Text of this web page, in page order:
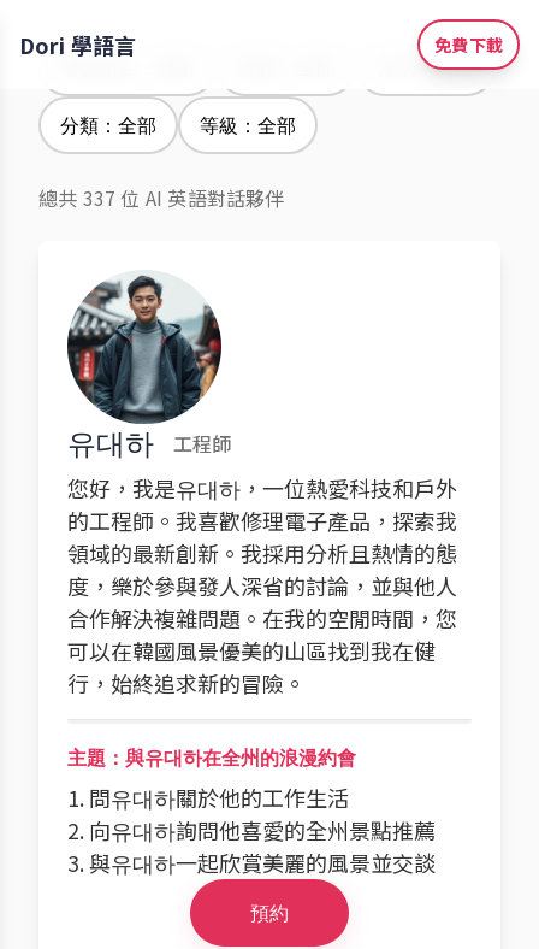
Dori 學語言 免費下載
性別：男性
分類：全部 等級：全部
總共 337 位 AI 英語對話夥伴
유대하 工程師
您好，我是유대하，一位熱愛科技和戶外
的工程師。我喜歡修理電子產品，探索我
領域的最新創新。我採用分析且熱情的態
度，樂於參與發人深省的討論，並與他人
合作解決複雜問題。在我的空閒時間，您
可以在韓國風景優美的山區找到我在健
行，始終追求新的冒險。
主題：與유대하在全州的浪漫約會
1. 問유대하關於他的工作生活
2. 向유대하詢問他喜愛的全州景點推薦
3. 與유대하一起欣賞美麗的風景並交談
預約